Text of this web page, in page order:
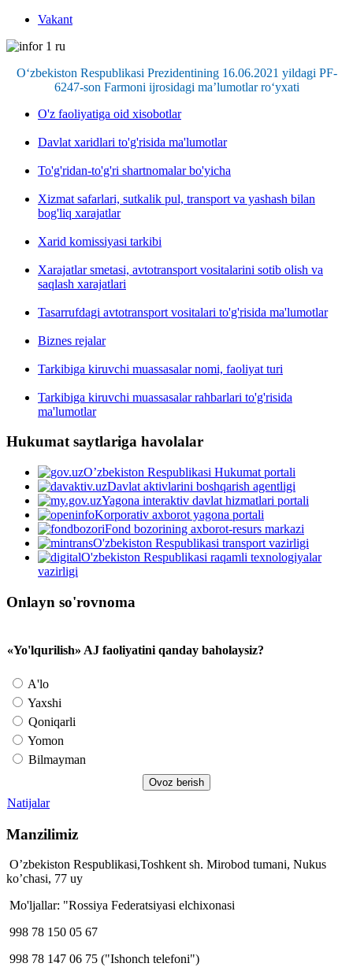
Vakant
O‘zbekiston Respublikasi Prezidentining 16.06.2021 yildagi PF-
6247-son Farmoni ijrosidagi ma’lumotlar ro‘yxati
O'z faoliyatiga oid xisobotlar
Davlat xaridlari to'g'risida ma'lumotlar
To'g'ridan-to'g'ri shartnomalar bo'yicha
Xizmat safarlari, sutkalik pul, transport va yashash bilan
bog'liq xarajatlar
Xarid komissiyasi tarkibi
Xarajatlar smetasi, avtotransport vositalarini sotib olish va
saqlash xarajatlari
Tasarrufdagi avtotransport vositalari to'g'risida ma'lumotlar
Biznes rejalar
Tarkibiga kiruvchi muassasalar nomi, faoliyat turi
Tarkibiga kiruvchi muassasalar rahbarlari to'g'risida
ma'lumotlar
Hukumat saytlariga havolalar
O’zbekiston Respublikasi Hukumat portali
Davlat aktivlarini boshqarish agentligi
Yagona interaktiv davlat hizmatlari portali
Korporativ axborot yagona portali
Fond bozorining axborot-resurs markazi
O'zbekiston Respublikasi transport vazirligi
O'zbekiston Respublikasi raqamli texnologiyalar
vazirligi
Onlayn so'rovnoma
«Yo'lqurilish» AJ faoliyatini qanday baholaysiz?
A'lo
Yaxshi
Qoniqarli
Yomon
Bilmayman
Natijalar
Manzilimiz
O’zbekiston Respublikasi,Toshkent sh. Mirobod tumani, Nukus
ko’chasi, 77 uy
Mo'ljallar: "Rossiya Federatsiyasi elchixonasi
998 78 150 05 67
998 78 147 06 75 ("Ishonch telefoni")